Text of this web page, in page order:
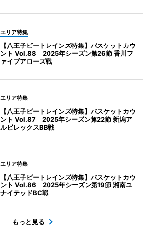
エリア特集
【八王子ビートレインズ特集】バスケットカウ
ント Vol.88 2025年シーズン第26節 香川フ
ァイブアローズ戦
エリア特集
【八王子ビートレインズ特集】バスケットカウ
ント Vol.87 2025年シーズン第22節 新潟ア
ルビレックスBB戦
エリア特集
【八王子ビートレインズ特集】バスケットカウ
ント Vol.86 2025年シーズン第19節 湘南ユ
ナイテッドBC戦
もっと見る